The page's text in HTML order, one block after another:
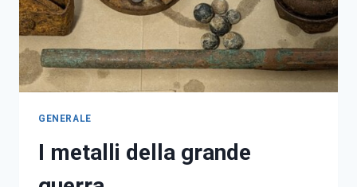
GENERALE
I metalli della grande